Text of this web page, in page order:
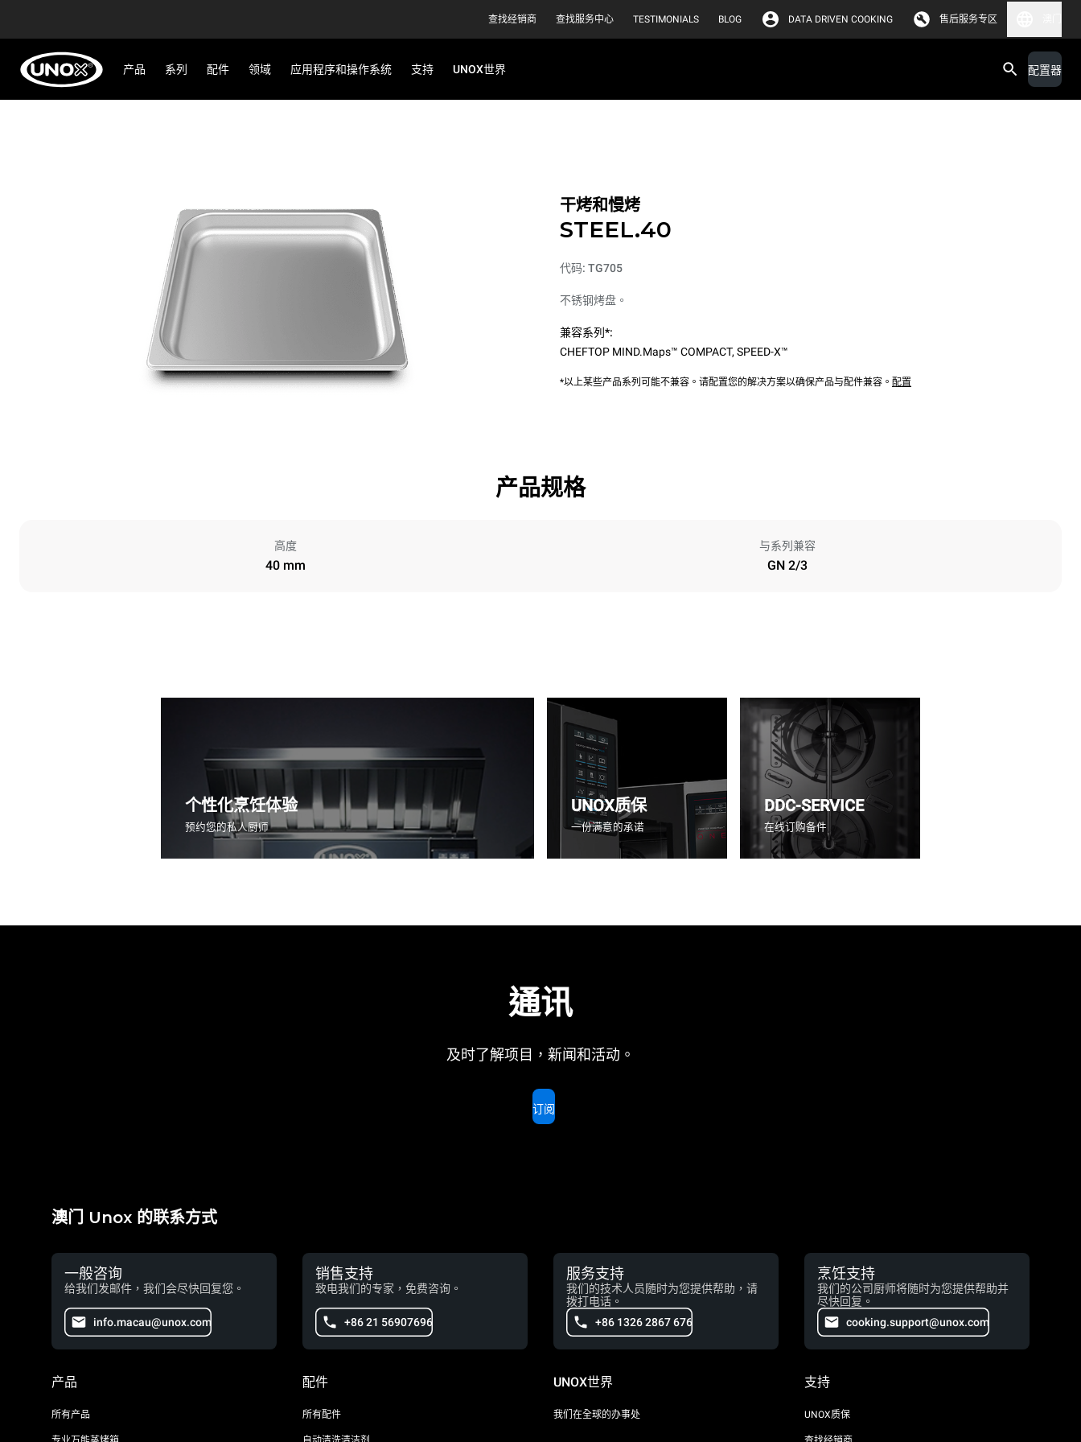
查找经销商 查找服务中心 TESTIMONIALS BLOG DATA DRIVEN COOKING 售后服务专区
产品 系列 配件 领域 应用程序和操作系统 支持 UNOX世界 配置器
干烤和慢烤
STEEL.40
代码: TG705
不锈钢烤盘。
兼容系列*:
CHEFTOP MIND.Maps™ COMPACT, SPEED-X™
*以上某些产品系列可能不兼容。请配置您的解决方案以确保产品与配件兼容。 配置
产品规格
高度
40 mm
与系列兼容
GN 2/3
个性化烹饪体验
预约您的私人厨师
UNOX质保
一份满意的承诺
DDC-SERVICE
在线订购备件
通讯
及时了解项目，新闻和活动。
订阅
澳门 Unox 的联系方式
一般咨询
给我们发邮件，我们会尽快回复您。
info.macau@unox.com
销售支持
致电我们的专家，免费咨询。
+86 21 56907696
服务支持
我们的技术人员随时为您提供帮助，请
拨打电话。
+86 1326 2867 676
烹饪支持
我们的公司厨师将随时为您提供帮助并
尽快回复。
cooking.support@unox.com
产品
所有产品
配件
所有配件
UNOX世界
我们在全球的办事处
支持
UNOX质保